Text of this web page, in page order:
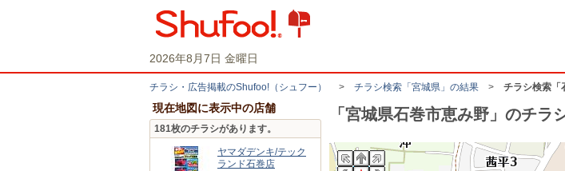
2026年8月7日 金曜日
チラシ・​広告掲載の​Shufoo!​（シュフー） > チラシ検索「宮城県」の結果 > チラシ検索「
「宮城県石巻市恵み野」のチラ
現在地図に表示中の店舗
181枚のチラシがあります。
ヤマダデンキ/テック
ランド石巻店